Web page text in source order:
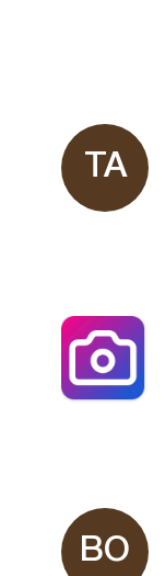
TA
BO